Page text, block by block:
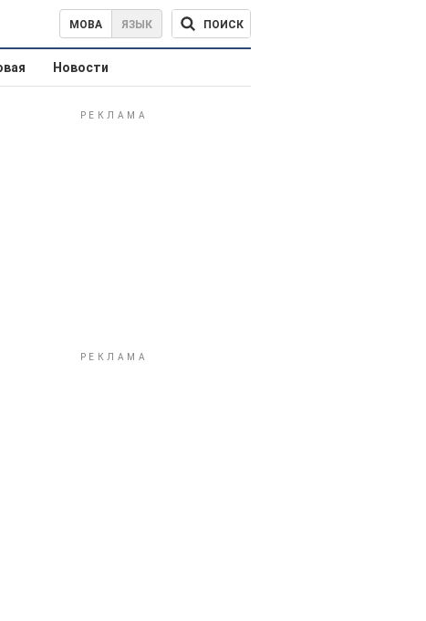
МОВА ЯЗЫК ПОИСК
Новости